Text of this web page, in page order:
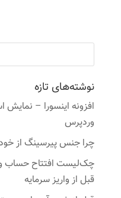
نوشته‌های تازه
افزونه اینسورا – نمایش
وردپرس
چرا جنس پیرسینگ از
قبل از واریز سرمایه